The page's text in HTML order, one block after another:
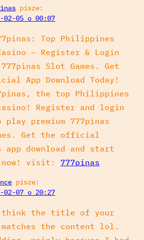
pisze:
02-05 o 00:07
Top Philippines
– Register & Login
Slot Games. Get
App Download Today!
the top Philippines
Register and login
premium 777pinas
Get the official
app download and start
now! visit: 777pinas
pisze:
02-07 o 20:27
think the title of your
the content lol.